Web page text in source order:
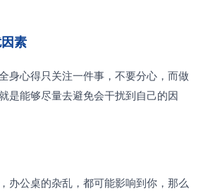
素
身心得只关注一件事，不要分心，而做
是能够尽量去避免会干扰到自己的因
办公桌的杂乱，都可能影响到你，那么